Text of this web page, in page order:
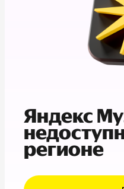
Яндекс
регионе